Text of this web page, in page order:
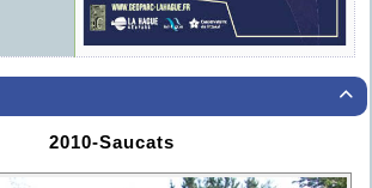

2010-Saucats